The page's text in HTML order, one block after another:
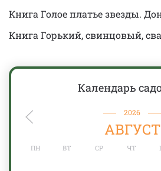
Книга Голое платье звезды.
Книга Горький, свинцовый,
Календарь
2026
АВГУСТ
ПН ВТ СР ЧТ